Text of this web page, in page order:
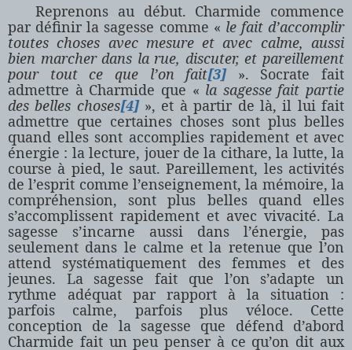
Reprenons au début. Charmide commence
par définir la sagesse comme « le fait d’accomplir
toutes choses avec mesure et avec calme, aussi
bien marcher dans la rue, discuter, et pareillement
pour tout ce que l’on fait[3]». Socrate fait
admettre à Charmide que « la sagesse fait partie
des belles choses[4]», et à partir de là, il lui fait
admettre que certaines choses sont plus belles
quand elles sont accomplies rapidement et avec
énergie : la lecture, jouer de la cithare, la lutte, la
course à pied, le saut. Pareillement, les activités
de l’esprit comme l’enseignement, la mémoire, la
compréhension, sont plus belles quand elles
s’accomplissent rapidement et avec vivacité. La
sagesse s’incarne aussi dans l’énergie, pas
seulement dans le calme et la retenue que l’on
attend systématiquement des femmes et des
jeunes. La sagesse fait que l’on s’adapte un
rythme adéquat par rapport à la situation :
parfois calme, parfois plus véloce. Cette
conception de la sagesse que défend d’abord
Charmide fait un peu penser à ce qu’on dit aux